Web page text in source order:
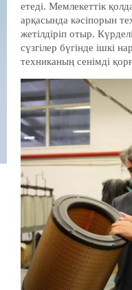
етеді. Мемлекеттік
арқасында кәсіпорын
жетілдіріп отыр.
сүзгілер бүгінде ішкі
техниканың сенімді